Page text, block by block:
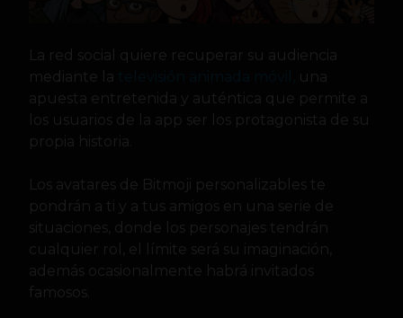
La red social quiere recuperar su audiencia
mediante la
una
apuesta entretenida y auténtica que permite a
los usuarios de la app ser los protagonista de su
propia historia.
Los avatares de Bitmoji personalizables te
pondrán a ti y a tus amigos en una serie de
situaciones, donde los personajes tendrán
cualquier rol, el límite será su imaginación,
además ocasionalmente habrá invitados
famosos.